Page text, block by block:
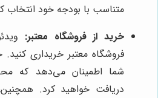
متناسب با بودجه خود انتخاب
خرید از فروشگاه معتبر:
فروشگاه معتبر خریداری کنید.
شما اطمینان می‌دهد که
دریافت خواهید کرد.